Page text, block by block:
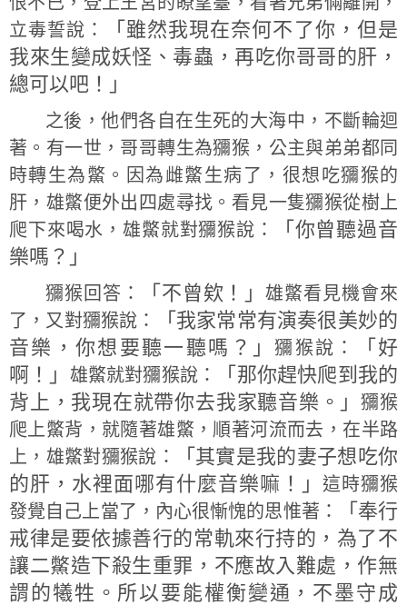
立毒誓說：
「雖然我現在奈何不了你，但是
我來生變成妖怪、毒蟲，再吃你哥哥的肝，
總可以吧！」
之後，他們各自在生死的大海中，不斷輪迴
著。有一世，哥哥轉生為獼猴，公主與弟弟都同
時轉生為鱉。因為雌鱉生病了，很想吃獼猴的
肝，雄鱉便外出四處尋找。看見一隻獼猴從樹上
爬下來喝水，雄鱉就對獼猴說：
「你曾聽過音
樂嗎？」
獼猴回答： 「不曾欸！」雄鱉看見機會來
了，又對獼猴說：
「我家常常有演奏很美妙的
音樂，你想要聽一聽嗎？」獼猴說：
「好
啊！」 雄鱉就對獼猴說：
「那你趕快爬到我的
背上，我現在就帶你去我家聽音樂。」獼猴
爬上鱉背，就隨著雄鱉，順著河流而去，在半路
上，雄鱉對獼猴說：
「其實是我的妻子想吃你
的肝，水裡面哪有什麼音樂嘛！」
這時獼猴
發覺自己上當了，內心很慚愧的思惟著：
「奉行
戒律是要依據善行的常軌來行持的，為了不
讓二鱉造下殺生重罪，不應故入難處，作無
謂的犧牲。所以要能權衡變通，不墨守成